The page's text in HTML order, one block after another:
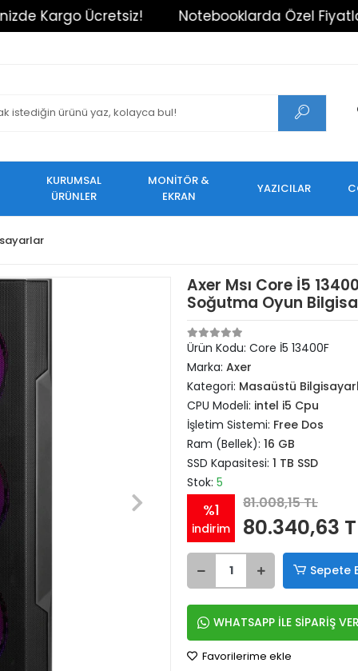
Notebooklarda Özel Fiyatlar! Tüm
KURUMSAL
ÜRÜNLER
MONİTÖR &
EKRAN
YAZICILAR
Axer Msı Core İ5
Soğutma Oyun
Ürün Kodu: Core İ5 13400F
Marka: Axer
Kategori: Masaüstü
CPU Modeli: intel i5 Cpu
İşletim Sistemi: Free Dos
Ram (Bellek): 16 GB
SSD Kapasitesi: 1 TB SSD
Stok: 5
%1
indirim
81.008,15 TL
80.340,63
Sepete
WHATSAPP İLE SİPARİŞ
Favorilerime ekle